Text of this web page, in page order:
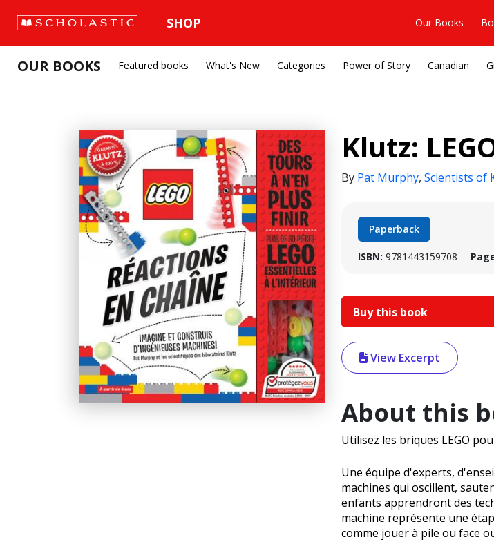
SHOP Our Books
OUR BOOKS Featured books What's New Categories Power of Story Canadian
Klutz:
By Pat Murphy, Scientists of
Paperback
ISBN: 9781443159708
Buy this book
View Excerpt
About this
Utilisez les briques LEGO
Une équipe d'experts,
machines qui oscillent,
enfants apprendront des
machine représente une
comme jouer à pile ou face